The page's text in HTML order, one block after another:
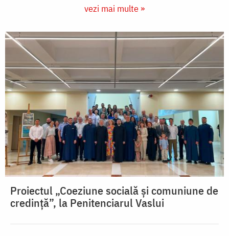
vezi mai multe »
Proiectul „Coeziune socială și comuniune de
credință”, la Penitenciarul Vaslui